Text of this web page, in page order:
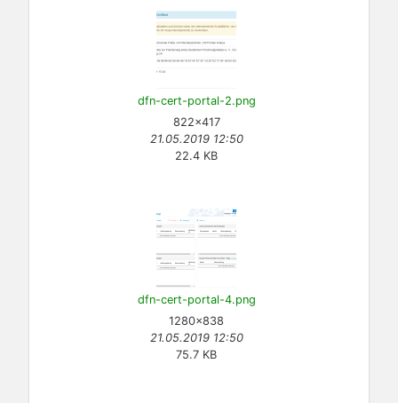
dfn-cert-portal-2.png
822×417
21.05.2019 12:50
22.4 KB
dfn-cert-portal-4.png
1280×838
21.05.2019 12:50
75.7 KB